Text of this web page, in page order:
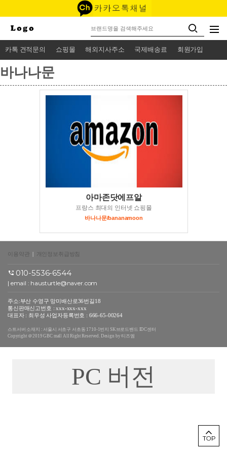
카톡 견적문의 쇼핑몰 해외지사주소 국제배송료 회원가입
바나나문
아마존닷에프알
프랑스 최대의 인터넷 쇼핑몰
바나나문/bananamoon
이용약관 | 개인정보취급방침
010-5536-6544
| email : hausturtle@naver.com
주소:부산 수영구 망미배산로36번길18
통신판매신고번호 : xxx-xxx-xxx
대표자 : 최우성 사업자등록번호 : 666-65-00264
스트서버 소재지 : 서울시 서초구 서초동 1710-1번지 SK브로드밴드 IDC센터
Copyright ＠2019 GBC mall All Right Reserved. Design by 티즈엠
PC 버전